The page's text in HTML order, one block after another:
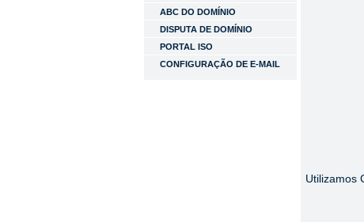
ABC DO DOMÍNIO
DISPUTA DE DOMÍNIO
PORTAL ISO
CONFIGURAÇÃO DE E-MAIL
Utilizamos